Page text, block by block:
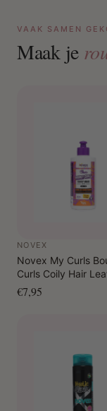
VAAK SAMEN
Maak je
NOVEX
Novex My Curls
Curls Coily Hair
Conditioner 300 ml
€7,95